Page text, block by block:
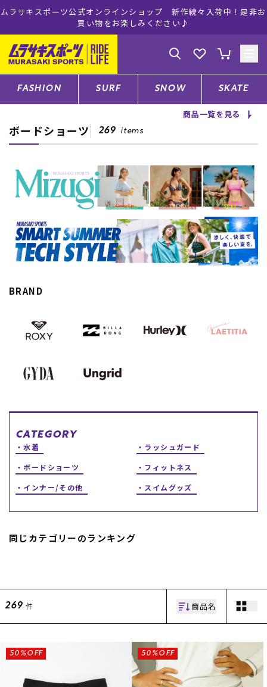
中！是非お ムラサキスポーツ公式オンラインショップ 5,500円(
注文で送料無料！(※一部対象外有り)
ゲスト様
ログイン 会員登録
店舗一覧
CATEGORY
ファッションTOP
サーフTOP
スケートTOP
CONTENTS
特集一覧
覧
スタッフスナップ
フ
中古/アウトレット スノ
ー
会員ランク
アフターサポート
よくある質問
店舗一覧
お問い合わせ
ムラサキスポーツ 公式アプリ
ポイント・クーポンもこのアプリで！
FASHION SURF SNOW SKATE
商品一覧を見る
ボードショーツ 269 items
BRAND
CATEGORY
水着
ラッシュガード
ボードショーツ
フィットネス
インナー/その他
スイムグッズ
同じカテゴリーのランキング
269 件 商品名
50%OFF 50%OFF